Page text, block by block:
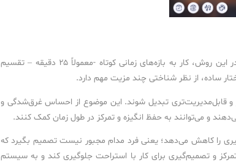
تکنیک پومودورو یکی از شناخته‌شده‌ترین روش‌های مدیریت زمان است. در این روش، کار به بازه‌های زمانی کوتاه -معمولاً ۲۵ دقیقه – تقسیم
ساده، از نظر شناختی چند مزیت مهم دارد.
قابل‌مدیریت‌تری تبدیل شوند. این موضوع از احساس غرق‌شدگی و
و می‌توانند به حفظ انگیزه و تمرکز در طول زمان کمک کنند.
را کاهش می‌دهد؛ یعنی فرد مدام مجبور نیست تصمیم بگیرد که
و تصمیم‌گیری برای کار با استراحت جلوگیری کند و به سیستم